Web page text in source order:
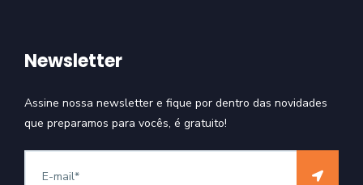
Newsletter
Assine nossa newsletter e fique por dentro das novidades
que preparamos para vocês, é gratuito!